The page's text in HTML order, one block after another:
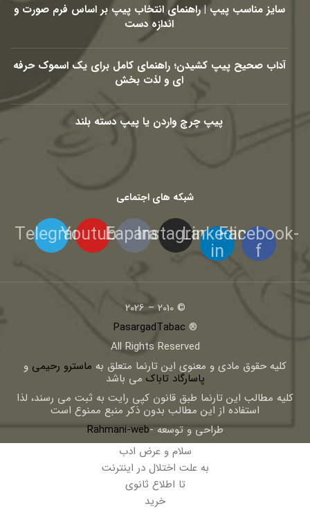
سایز مناسب پیپ | راهنمای انتخاب پیپ بر اساس فرم صورت و
اندازه دست
آداب صحیح پیپ کشیدن؛ راهنمای کامل برای یک اسموک حرفه
ای و لذت بخش
پیپ چرچ واردن یا پیپ دسته بلند
شبکه های اجتماعی
Facebook-
f
Linkedin-
in
Instagram
Eaparat
Youtube
Telegram
© 2010 – 2026
®
PasargadTabac
All Rights Reserved
كليه حقوق مادی و معنوی اين تارنما متعلق به ماسترو رحیمی و
پاسارگاد تاباک می باشد
کلیه مطالب این تارنما طبق قانون کپی رایت به ثبت می رسند، لذا
استفاده از این مطالب بدون ذکر منبع ممنوع است
طراحی و توسعه -Rahmani-web
سلام و عرض ادب
به علت اختلال در اینترنت
تا اطلاع ثانوی
خرید